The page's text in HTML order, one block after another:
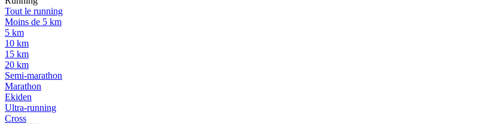
Tout le running
Moins de 5 km
5 km
10 km
15 km
20 km
Semi-marathon
Marathon
Ekiden
Ultra-running
Cross